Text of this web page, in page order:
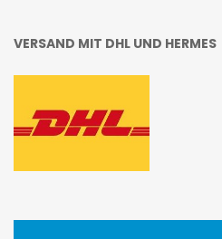
VERSAND MIT DHL UND HERMES